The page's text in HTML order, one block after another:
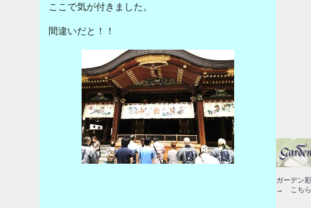
ここで気が付きました。
間違いだと！！
ガーデン
→ こちら